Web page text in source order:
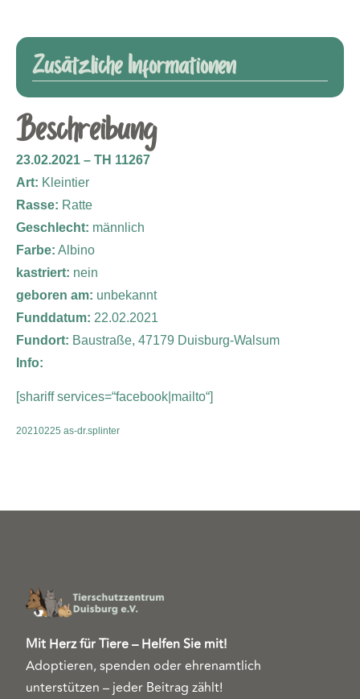
Zusätzliche Informationen
Beschreibung
23.02.2021 – TH 11267
Art: Kleintier
Rasse: Ratte
Geschlecht: männlich
Farbe: Albino
kastriert: nein
geboren am: unbekannt
Funddatum: 22.02.2021
Fundort: Baustraße, 47179 Duisburg-Walsum
Info:
[shariff services=“facebook|mailto“]
20210225 as-dr.splinter
Mit Herz für Tiere – Helfen Sie mit!
Adoptieren, spenden oder ehrenamtlich
unterstützen – jeder Beitrag zählt!